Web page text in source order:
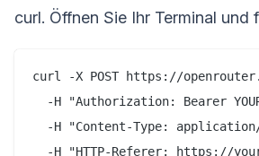
curl. Öffnen Sie Ihr Terminal und
curl -X POST https://
-H "Authorization: Bearer
-H "Content-Type:
-H "HTTP-Referer: https://